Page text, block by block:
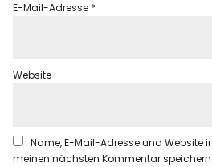
E-Mail-Adresse *
Website
Name, E-Mail-Adresse und Website
meinen nächsten Kommentar speichern.